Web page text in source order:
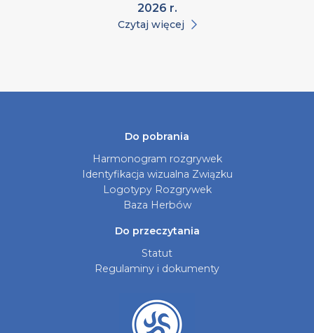
2026 r.
Czytaj więcej
Do pobrania
Harmonogram rozgrywek
Identyfikacja wizualna Związku
Logotypy Rozgrywek
Baza Herbów
Do przeczytania
Statut
Regulaminy i dokumenty